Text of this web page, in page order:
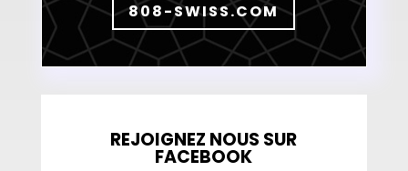
808-SWISS.COM
REJOIGNEZ NOUS SUR
FACEBOOK